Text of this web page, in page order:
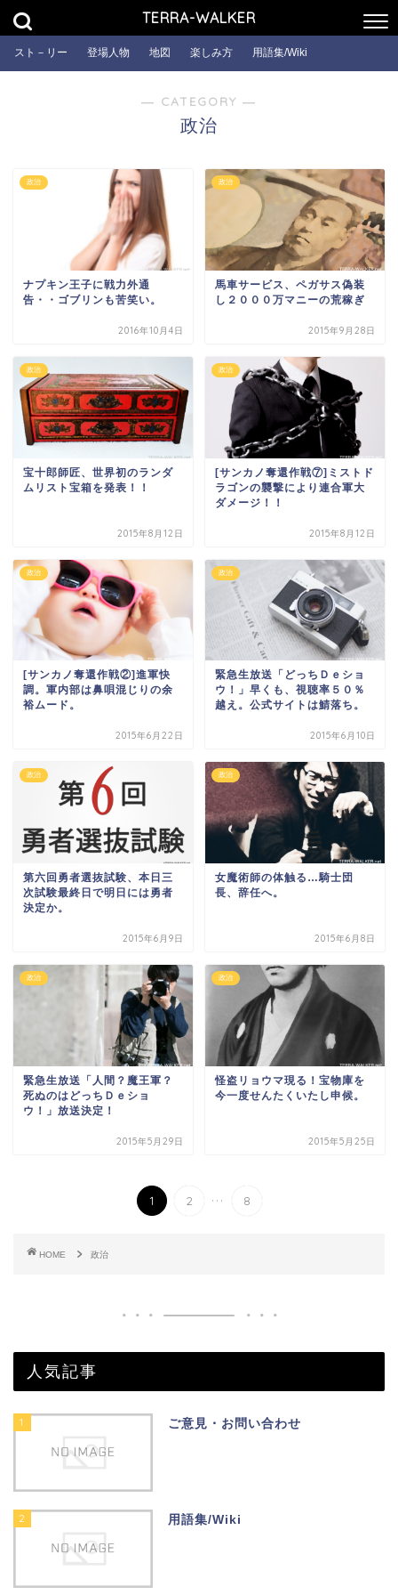
TERRA-WALKER
スト－リー 登場人物 地図 楽しみ方 用語集/Wiki
― CATEGORY ―
政治
政治
ナプキン王子に戦力外通
告・・ゴブリンも苦笑い。
2016年10月4日
政治
馬車サービス、ペガサス偽装
し２０００万マニーの荒稼ぎ
2015年9月28日
政治
宝十郎師匠、世界初のランダ
ムリスト宝箱を発表！！
2015年8月12日
政治
[サンカノ奪還作戦⑦]ミストド
ラゴンの襲撃により連合軍大
ダメージ！！
2015年8月12日
政治
[サンカノ奪還作戦②]進軍快
調。軍内部は鼻唄混じりの余
裕ムード。
2015年6月22日
政治
緊急生放送「どっちＤｅショ
ウ！」早くも、視聴率５０％
越え。公式サイトは鯖落ち。
2015年6月10日
政治
第六回勇者選抜試験、本日三
次試験最終日で明日には勇者
決定か。
2015年6月9日
政治
女魔術師の体触る…騎士団
長、辞任へ。
2015年6月8日
政治
緊急生放送「人間？魔王軍？
死ぬのはどっちＤｅショ
ウ！」放送決定！
2015年5月29日
政治
怪盗リョウマ現る！宝物庫を
今一度せんたくいたし申候。
2015年5月25日
1 2 ... 8
HOME 政治
人気記事
1 ご意見・お問い合わせ
2 用語集/Wiki